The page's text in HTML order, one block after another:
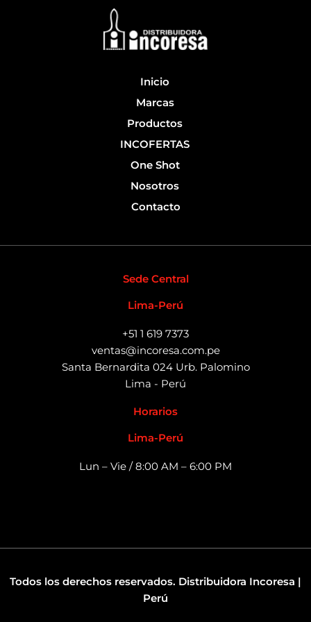
k
Inicio
Marcas
Productos
INCOFERTAS
One Shot
Nosotros
Contacto
Sede Central
Lima-Perú
+51 1 619 7373
ventas@incoresa.com.pe
Santa Bernardita 024 Urb. Palomino
Lima - Perú
Horarios
Lima-Perú
Lun – Vie / 8:00 AM – 6:00 PM
Todos los derechos reservados. Distribuidora Incoresa |
Perú